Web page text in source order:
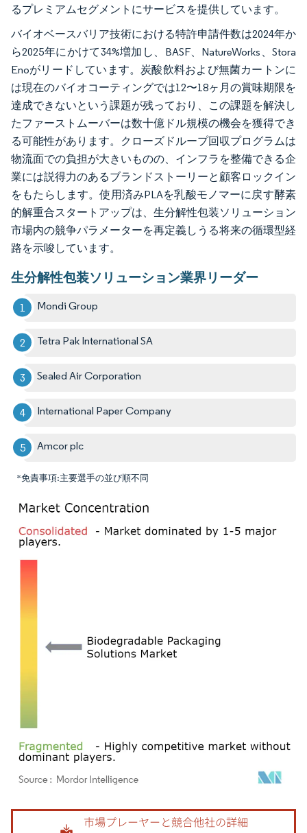
るプレミアムセグメントにサービスを提供しています。
バイオベースバリア技術における特許申請件数は2024年か
ら2025年にかけて34%増加し、BASF、NatureWorks、Stora
Enoがリードしています。炭酸飲料および無菌カートンに
は現在のバイオコーティングでは12〜18ヶ月の賞味期限を
達成できないという課題が残っており、この課題を解決し
たファーストムーバーは数十億ドル規模の機会を獲得でき
る可能性があります。クローズドループ回収プログラムは
物流面での負担が大きいものの、インフラを整備できる企
業には説得力のあるブランドストーリーと顧客ロックイン
をもたらします。使用済みPLAを乳酸モノマーに戻す酵素
的解重合スタートアップは、生分解性包装ソリューション
市場内の競争パラメーターを再定義しうる将来の循環型経
路を示唆しています。
生分解性包装ソリューション業界リーダー
Mondi Group
Tetra Pak International SA
Sealed Air Corporation
International Paper Company
Amcor plc
*免責事項:主要選手の並び順不同
画像 © Mordor Intelligence。再利用にはCC BY 4.0の表示が必要です。